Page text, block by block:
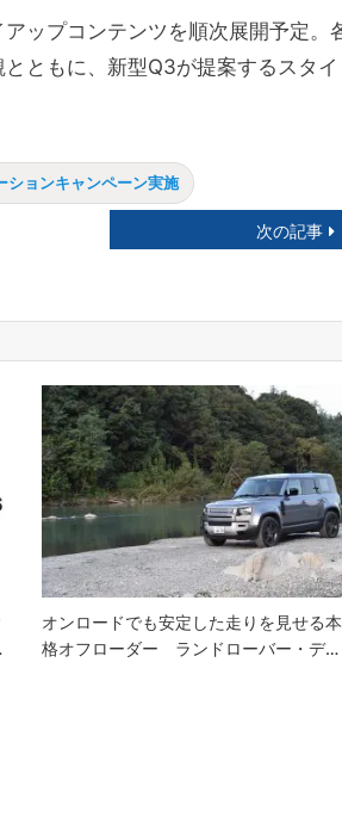
ップコンテンツを順次展開予定。
ともに、新型Q3が提案するスタイ
ションキャンペーン実施
次の記事
オンロードでも安定した走りを見せる本
格オフローダー ランドローバー・デ…